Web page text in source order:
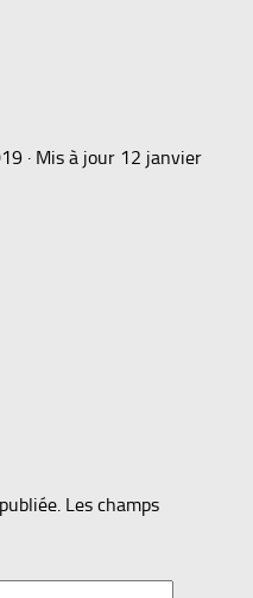
· Mis à jour 12 janvier
Les champs